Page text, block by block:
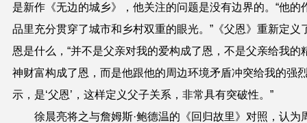
是新作《无边的城乡》，他关注的问题是没有边界的。“他的
品里充分贯穿了城市和乡村双重的眼光。”《父恩》重新定义
恩是什么，“并不是父亲对我的爱构成了恩，不是父亲给我的
神财富构成了恩，而是他跟他的周边环境矛盾冲突给我的强
示，是‘父恩’，这样定义父子关系，非常具有突破性。”
徐晨亮将之与詹姆斯·鲍德温的《回归故里》对照，认为